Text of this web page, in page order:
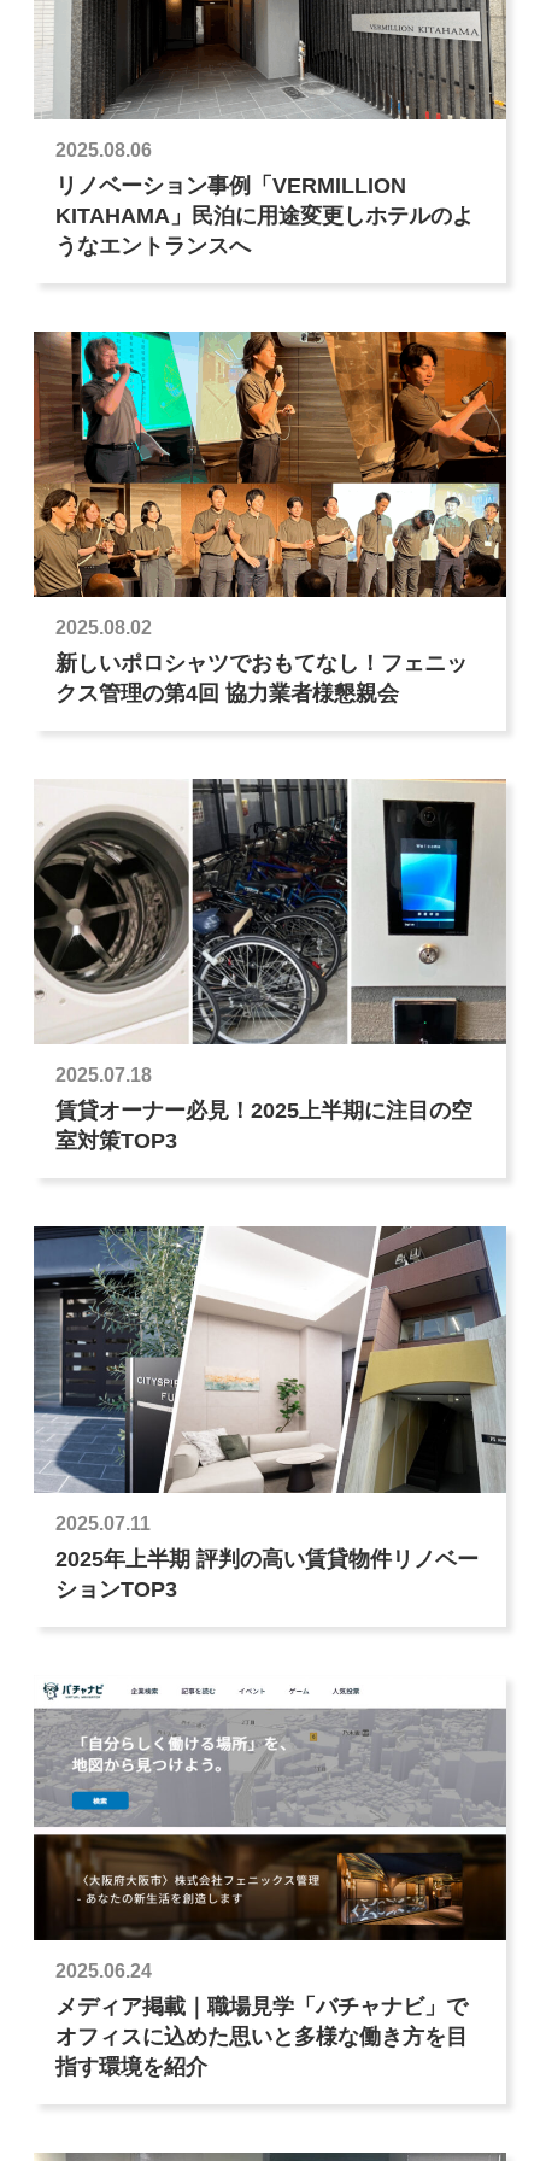
2025.08.06
リノベーション事例「VERMILLION
KITAHAMA」民泊に用途変更しホテルのよ
うなエントランスへ
2025.08.02
新しいポロシャツでおもてなし！フェニッ
クス管理の第4回 協力業者様懇親会
2025.07.18
賃貸オーナー必見！2025上半期に注目の空
室対策TOP3
2025.07.11
2025年上半期 評判の高い賃貸物件リノベー
ションTOP3
2025.06.24
メディア掲載｜職場見学「バチャナビ」で
オフィスに込めた思いと多様な働き方を目
指す環境を紹介